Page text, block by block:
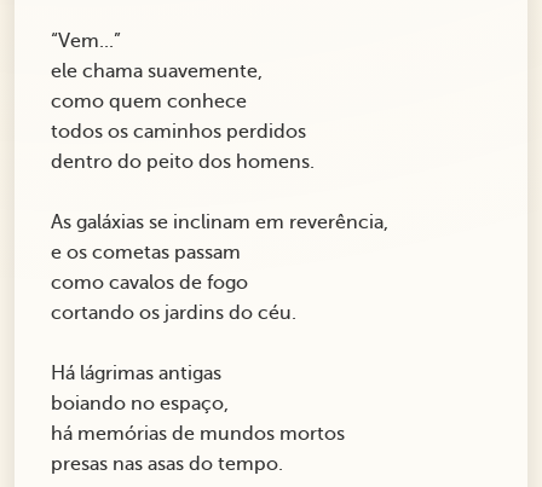
“Vem...”
ele chama suavemente,
como quem conhece
todos os caminhos perdidos
dentro do peito dos homens.
As galáxias se inclinam em reverência,
e os cometas passam
como cavalos de fogo
cortando os jardins do céu.
Há lágrimas antigas
boiando no espaço,
há memórias de mundos mortos
presas nas asas do tempo.